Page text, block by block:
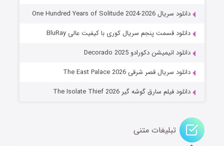
عملیات آپارتمان
قسمت۲ (زیرنویس) منتشر شد
دانلود سریال One Hundred Years of Solitude 2024-2026
دانلود قسمت پنجم سریال کوری با کیفیت عالی BluRay
دانلود انیمیشن دکورادو Decorado 2025
دانلود سریال قصر شرقی The East Palace 2026
دانلود فیلم سارق گوشه گیر The Isolate Thief 2026
تبلیغات متنی